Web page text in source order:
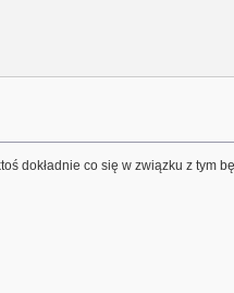
dokładnie co się w związku z tym